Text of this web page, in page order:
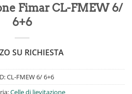
Fimar CL-FMEW 6/
6+6
SU RICHIESTA
CL-FMEW 6/ 6+6
Celle di lievitazione